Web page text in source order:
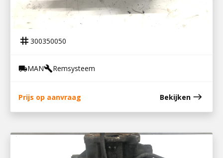
300350050
REMBOOSTER LINKS TGL
tag 300350050
local_shippingMANbuildRemsysteem
Prijs op aanvraag Bekijken east